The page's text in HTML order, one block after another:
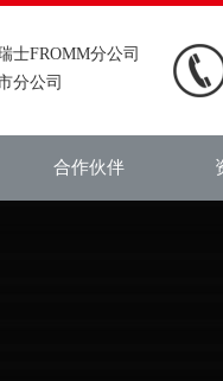
士FROMM分公司
分公司
合作伙伴